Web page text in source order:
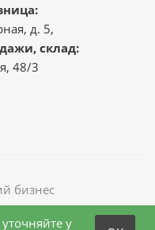
д. 5,
склад:
48/3
бизнес
у